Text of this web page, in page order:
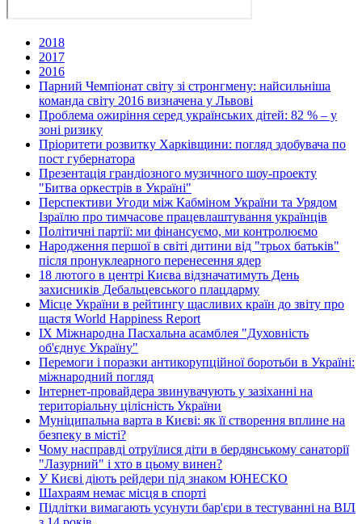
2018
2017
2016
Парний Чемпіонат світу зі стронгмену: найсильніша
команда світу 2016 визначена у Львові
Проблема ожиріння серед українських дітей: 82 % – у
зоні ризику
Пріоритети розвитку Харківщини: погляд здобувача по
пост губернатора
Презентація грандіозного музичного шоу-проекту
"Битва оркестрів в Україні"
Перспективи Угоди між Кабміном України та Урядом
Ізраїлю про тимчасове працевлаштування українців
Політичні партії: ми фінансуємо, ми контролюємо
Народження першої в світі дитини від "трьох батьків"
після пронуклеарного перенесення ядер
18 лютого в центрі Києва відзначатимуть День
захисників Дебальцевського плацдарму
Місце України в рейтингу щасливих країн до звіту про
щастя World Happiness Report
ІХ Міжнародна Пасхальна асамблея "Духовність
об'єднує Україну"
Перемоги і поразки антикорупційної боротьби в Україні:
міжнародний погляд
Інтернет-провайдера звинувачують у зазіханні на
територіальну цілісність України
Муніципальна варта в Києві: як її створення вплине на
безпеку в місті?
Чому насправді отруїлися діти в бердянському санаторії
"Лазурний" і хто в цьому винен?
У Києві діють рейдери під знаком ЮНЕСКО
Шахраям немає місця в спорті
Підлітки вимагають усунути бар'єри в тестуванні на ВІЛ